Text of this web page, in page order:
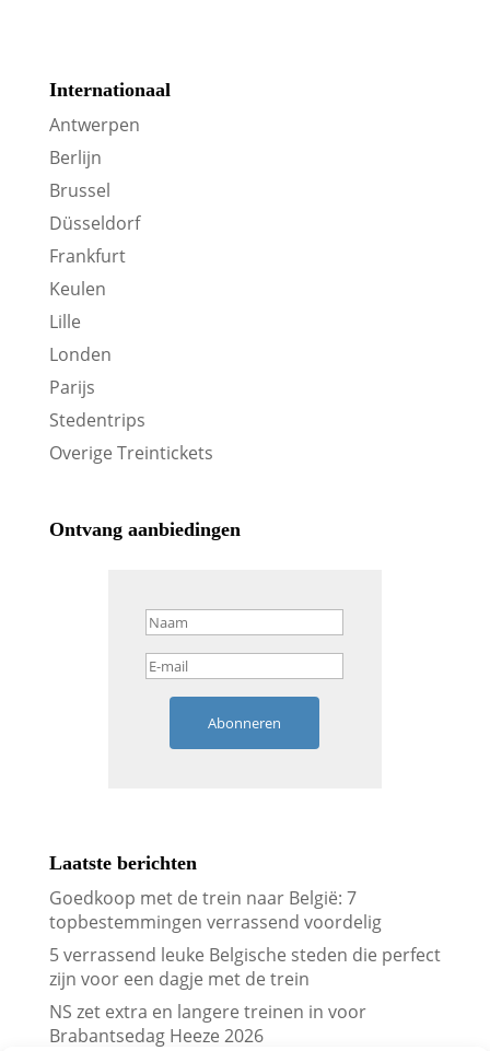
Internationaal
Antwerpen
Berlijn
Brussel
Düsseldorf
Frankfurt
Keulen
Lille
Londen
Parijs
Stedentrips
Overige Treintickets
Ontvang aanbiedingen
Abonneren
Laatste berichten
Goedkoop met de trein naar België: 7
topbestemmingen verrassend voordelig
5 verrassend leuke Belgische steden die perfect
zijn voor een dagje met de trein
NS zet extra en langere treinen in voor
Brabantsedag Heeze 2026